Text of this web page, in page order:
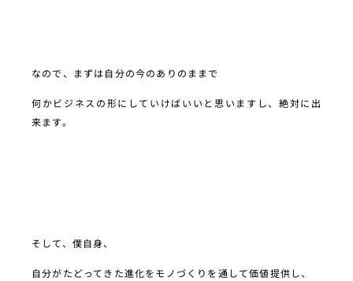
なので、まずは自分の今のありのままで
何かビジネスの形にしていけばいいと思いますし、絶対に出
来ます。
そして、僕自身、
自分がたどってきた進化をモノづくりを通して価値提供し、